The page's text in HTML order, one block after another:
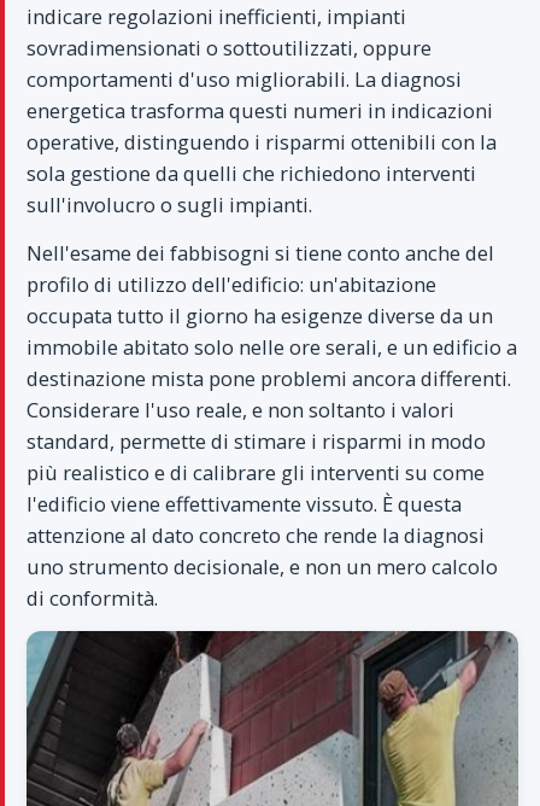
indicare regolazioni inefficienti, impianti
sovradimensionati o sottoutilizzati, oppure
comportamenti d'uso migliorabili. La diagnosi
energetica trasforma questi numeri in indicazioni
operative, distinguendo i risparmi ottenibili con la
sola gestione da quelli che richiedono interventi
sull'involucro o sugli impianti.
Nell'esame dei fabbisogni si tiene conto anche del
profilo di utilizzo dell'edificio: un'abitazione
occupata tutto il giorno ha esigenze diverse da un
immobile abitato solo nelle ore serali, e un edificio a
destinazione mista pone problemi ancora differenti.
Considerare l'uso reale, e non soltanto i valori
standard, permette di stimare i risparmi in modo
più realistico e di calibrare gli interventi su come
l'edificio viene effettivamente vissuto. È questa
attenzione al dato concreto che rende la diagnosi
uno strumento decisionale, e non un mero calcolo
di conformità.